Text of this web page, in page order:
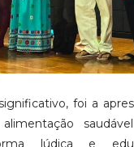
foi a
lúdica e